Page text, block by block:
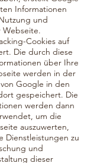
Informationen
und
Webseite.
Cookies auf
Die durch diese
über Ihre
werden in der
Google in den
gespeichert. Die
werden dann
um die
auszuwerten,
Dienstleistungen zu
und
dieser